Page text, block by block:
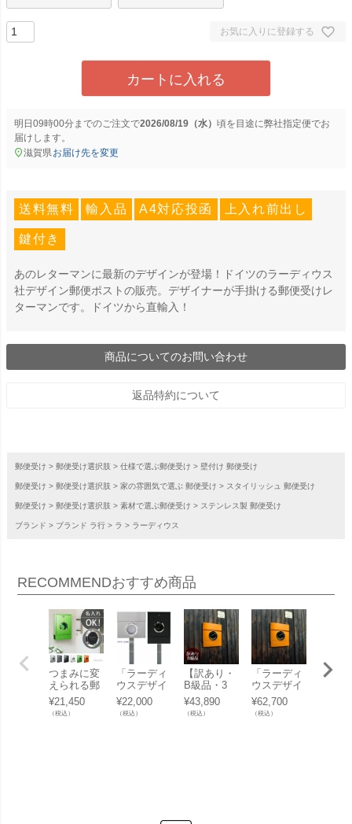
お気に入りに登録する
カートに入れる
明日 09時00分までのご注文で2026/08/19（水） に弊社指定便でお
届けします。
滋賀県お届け先を変更
送料無料 輸入品 A4対応投函 上入れ前出し
鍵付き
あのレターマンに最新のデザインが登場！ドイツのラーディウス
社デザイン郵便ポストの販売。デザイナーが手掛ける郵便受けレ
ターマンです。ドイツから直輸入！
商品についてのお問い合わせ
返品特約について
郵便受け 郵便受け選択肢 仕様で選ぶ郵便受け 壁付け 郵便受け
郵便受け 郵便受け選択肢 家の雰囲気で選ぶ 郵便受け スタイリッシュ 郵便受け
郵便受け 郵便受け選択肢 素材で選ぶ郵便受け ステンレス製 郵便受け
ブランド ブランド ラ行 ラ ラーディウス
RECOMMENDおすすめ商品
つまみに変
えられる郵
便ポスト
「ラーディ
ウスデザイ
¥21,450
（税込）
「ラーディ
ウスデザイ
ン （RADIU
S） レター
マン専用ス
¥22,000
（税込）
【訳あり・
B級品・3
0%OFF】
【返品不
可】 「ラー
¥43,890
（税込）
「ラーディ
ウスデザイ
ン （RADIU
S） レター
マン２ カラ
¥62,700
（税込）
ドイ